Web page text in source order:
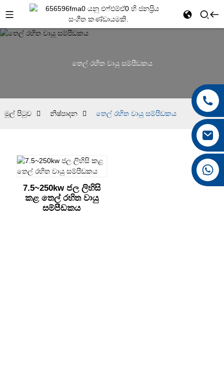
තෙල් රහිත වායු සම්පීඩකය
මුල් පිටුව නිෂ්පාදන තෙල් රහිත වායු සම්පීඩකය
7.5~250kw ජල ලිහිසි
කළ තෙල් රහිත වායු
සම්පීඩකය